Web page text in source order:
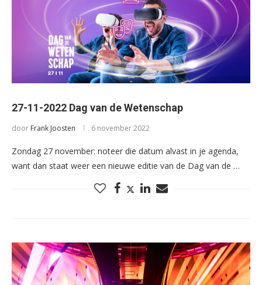
27-11-2022 Dag van de Wetenschap
door Frank Joosten 6 november 2022
Zondag 27 november: noteer die datum alvast in je agenda,
want dan staat weer een nieuwe editie van de Dag van de …